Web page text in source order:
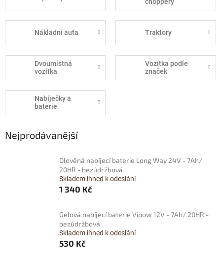
choppery
Nákladní auta Traktory
Dvoumístná
vozítka
Vozítka podle
značek
Nabíječky a
baterie
Nejprodávanější
Olověná nabíjecí baterie Long Way 24V - 7Ah/
20HR - bezúdržbová
Skladem ihned k odeslání
1 340 Kč
Gelová nabíjecí baterie Vipow 12V - 7Ah/ 20HR -
bezúdržbová
Skladem ihned k odeslání
530 Kč